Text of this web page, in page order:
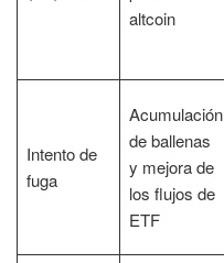
altcoin
Intento de
fuga
Acumulación
de ballenas
y mejora de
los flujos de
ETF